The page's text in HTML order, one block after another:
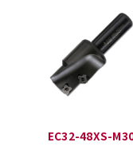
EC32-48XS-